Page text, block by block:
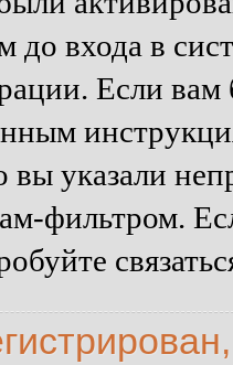
до входа в
Если
вы указали
фильтром.